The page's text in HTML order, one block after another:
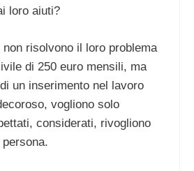
loro aiuti?
risolvono il loro problema
di 250 euro mensili, ma
un inserimento nel lavoro
vogliono solo
considerati, rivogliono